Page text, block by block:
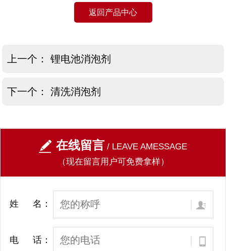
返回产品中心
上一个： 锂电池消泡剂
下一个： 清洗消泡剂
在线留言 / LEAVE AMESSAGE
（现在留言用户可免费拿样）
姓 名：
电 话：